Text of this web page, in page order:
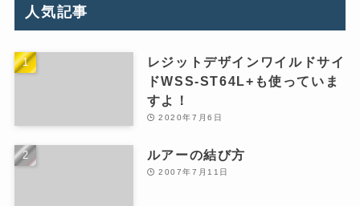
人気記事
レジットデザインワイルドサイ
ドWSS-ST64L+も使っていま
すよ！
2020年7月6日
ルアーの結び方
2007年7月11日